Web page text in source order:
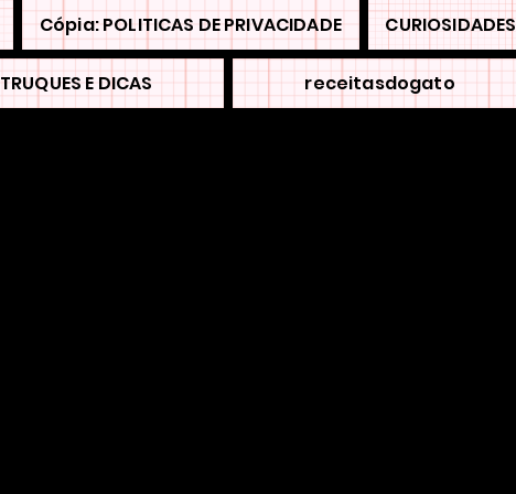
Cópia: POLITICAS DE PRIVACIDADE CURIOSIDADES
TRUQUES E DICAS receitasdogato